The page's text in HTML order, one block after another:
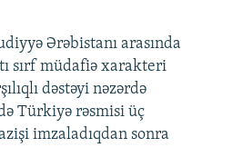
Ərəbistanı arasında
sırf müdafiə xarakteri
dəstəyi nəzərdə
Türkiyə rəsmisi üç
imzaladıqdan sonra